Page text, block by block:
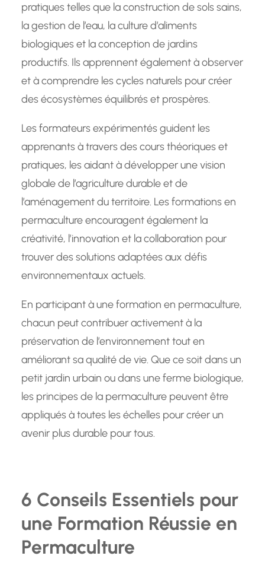
pratiques telles que la construction de sols sains,
la gestion de l’eau, la culture d’aliments
biologiques et la conception de jardins
productifs. Ils apprennent également à observer
et à comprendre les cycles naturels pour créer
des écosystèmes équilibrés et prospères.
Les formateurs expérimentés guident les
apprenants à travers des cours théoriques et
pratiques, les aidant à développer une vision
globale de l’agriculture durable et de
l’aménagement du territoire. Les formations en
permaculture encouragent également la
créativité, l’innovation et la collaboration pour
trouver des solutions adaptées aux défis
environnementaux actuels.
En participant à une formation en permaculture,
chacun peut contribuer activement à la
préservation de l’environnement tout en
améliorant sa qualité de vie. Que ce soit dans un
petit jardin urbain ou dans une ferme biologique,
les principes de la permaculture peuvent être
appliqués à toutes les échelles pour créer un
avenir plus durable pour tous.
6 Conseils Essentiels pour
une Formation Réussie en
Permaculture